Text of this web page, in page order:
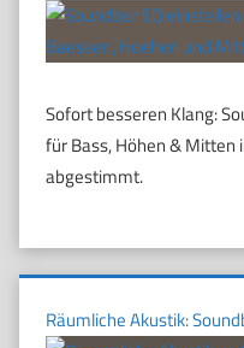
Sofort besseren Klang:
für Bass, Höhen &
abgestimmt.
Räumliche Akustik: